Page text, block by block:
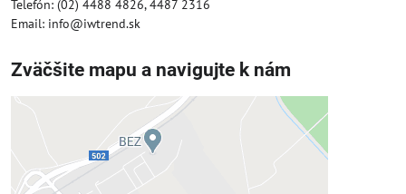
Telefón: (02) 4488 4826, 4487 2316
Email: info@iwtrend.sk
Zväčšite mapu a navigujte k nám
Externý obsah je blokovaný